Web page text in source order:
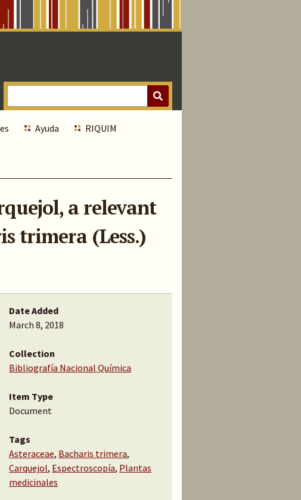
Ayuda RIQUIM
a relevant
trimera (Less.)
Date Added
March 8, 2018
Collection
Bibliografía Nacional Química
Item Type
Document
Tags
Asteraceae, Bacharis trimera,
Carquejol, Espectroscopía, Plantas
medicinales